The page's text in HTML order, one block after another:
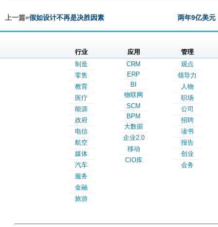
上一篇«假如设计不再是决胜因素 两年9亿美
行业
制造
零售
教育
医疗
能源
政府
电信
航空
媒体
汽车
服务
金融
旅游
应用
CRM
ERP
BI
物联网
SCM
BPM
大数据
企业2.0
移动
CIO库
管理
观点
领导力
人物
职场
公司
招聘
读书
报告
创业
会务